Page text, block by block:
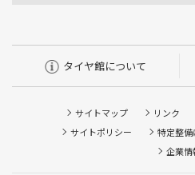
タイヤ館について
サイトマップ リンク
サイトポリシー
特定整
企業情